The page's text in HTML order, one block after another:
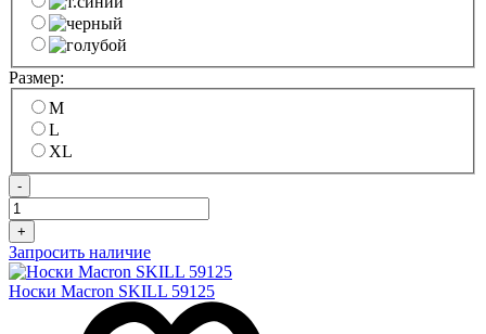
Размер:
M
L
XL
-
+
Запросить наличие
Носки Macron SKILL 59125